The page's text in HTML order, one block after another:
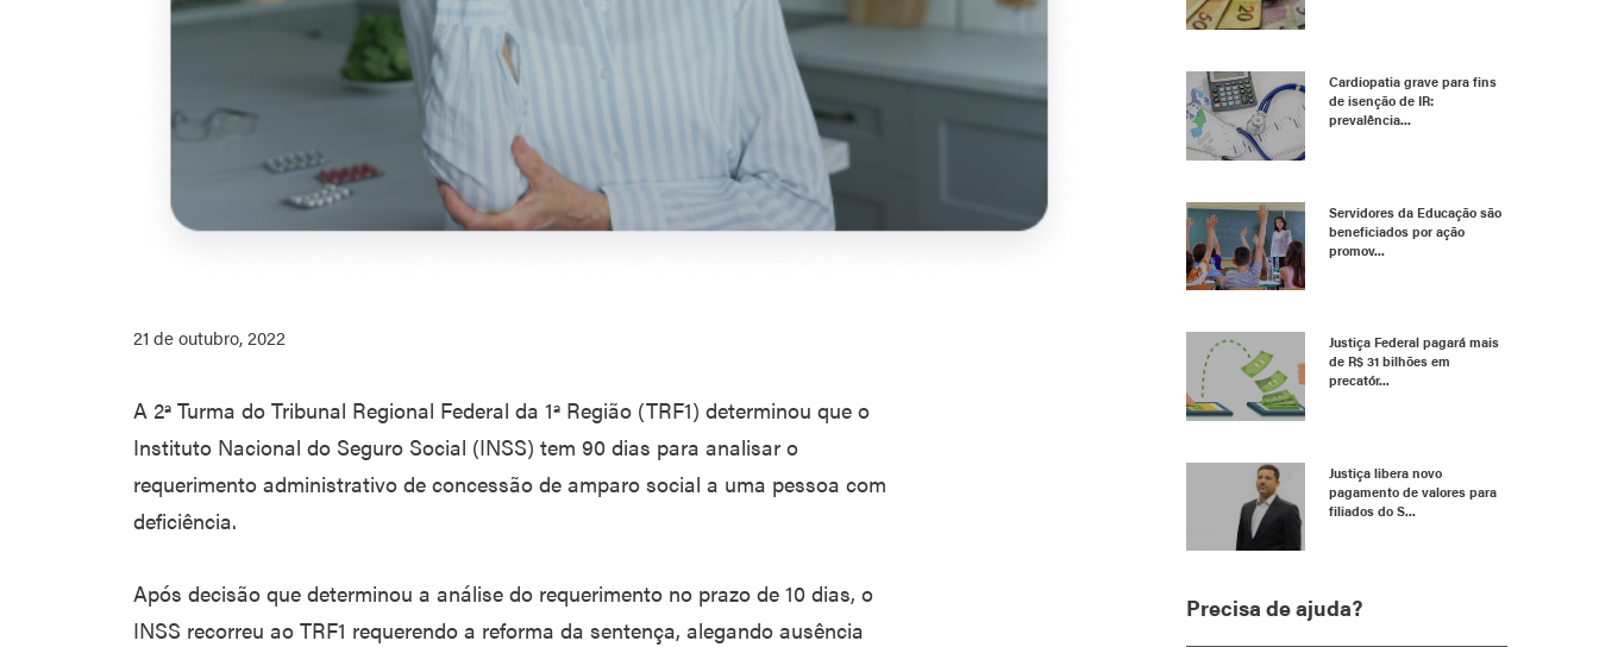
21 de outubro, 2022
A 2ª Turma do Tribunal Regional Federal da 1ª Região (TRF1) determinou que o
Instituto Nacional do Seguro Social (INSS) tem 90 dias para analisar o
requerimento administrativo de concessão de amparo social a uma pessoa com
deficiência.
Após decisão que determinou a análise do requerimento no prazo de 10 dias, o
INSS recorreu ao TRF1 requerendo a reforma da sentença, alegando ausência
Cardiopatia grave para fins
de isenção de IR:
prevalência...
Servidores da Educação são
beneficiados por ação
promov...
Justiça Federal pagará mais
de R$ 31 bilhões em
precatór...
Justiça libera novo
pagamento de valores para
filiados do S...
Precisa de ajuda?